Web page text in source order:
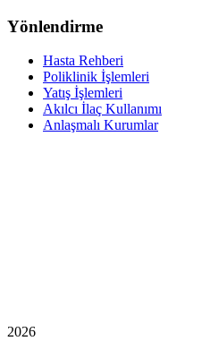
Yönlendirme
Hasta Rehberi
Poliklinik İşlemleri
Yatış İşlemleri
Akılcı İlaç Kullanımı
Anlaşmalı Kurumlar
2026